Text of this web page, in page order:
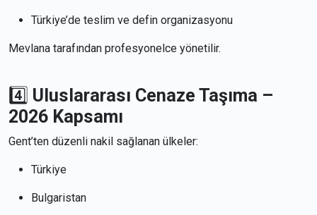
Türkiye’de teslim ve defin organizasyonu
Mevlana tarafından profesyonelce yönetilir.
4️⃣ Uluslararası Cenaze Taşıma –
2026 Kapsamı
Gent’ten düzenli nakil sağlanan ülkeler:
Türkiye
Bulgaristan